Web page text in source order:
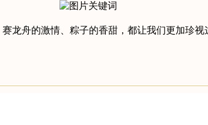
龙舟的激情、粽子的香甜，都让我们更加珍